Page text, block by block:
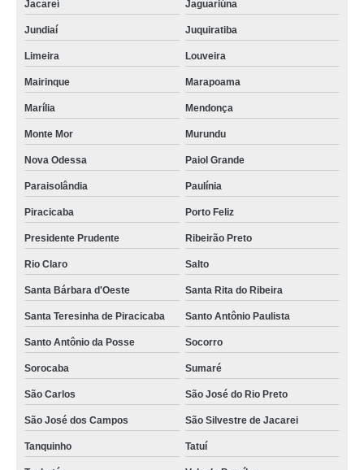
Jacareí Jaguariúna
Jundiaí Juquiratiba
Limeira Louveira
Mairinque Marapoama
Marília Mendonça
Monte Mor Murundu
Nova Odessa Paiol Grande
Paraisolândia Paulínia
Piracicaba Porto Feliz
Presidente Prudente Ribeirão Preto
Rio Claro Salto
Santa Bárbara d'Oeste Santa Rita do Ribeira
Santa Teresinha de Piracicaba Santo Antônio Paulista
Santo Antônio da Posse Socorro
Sorocaba Sumaré
São Carlos São José do Rio Preto
São José dos Campos São Silvestre de Jacarei
Tanquinho Tatuí